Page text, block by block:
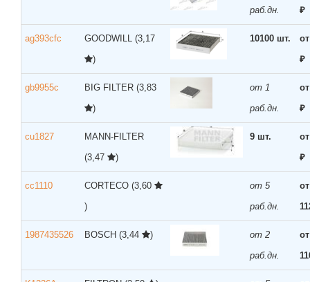
раб.дн.
₽
ag393cfc GOODWILL (3,17
)
10100 шт.
₽
gb9955c BIG FILTER (3,83
)
от 1
раб.дн.
₽
cu1827
MANN-FILTER
(3,47
)
9 шт.
₽
cc1110 CORTECO (3,60
)
от 5
раб.дн.
от
1987435526 BOSCH (3,44 )
от 2
раб.дн.
от